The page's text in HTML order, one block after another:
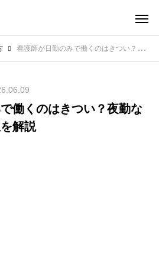
看護師が日勤のみで働くのはきつい？夜勤なしならではの負担を解説
働くのはきつい？夜勤な
解説